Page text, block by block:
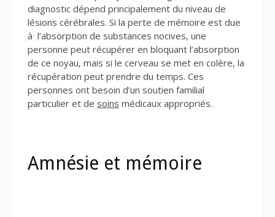
diagnostic dépend principalement du niveau de
lésions cérébrales. Si la perte de mémoire est due
à l’absorption de substances nocives, une
personne peut récupérer en bloquant l’absorption
de ce noyau, mais si le cerveau se met en colère, la
récupération peut prendre du temps. Ces
personnes ont besoin d’un soutien familial
particulier et de soins médicaux appropriés.
Amnésie et mémoire